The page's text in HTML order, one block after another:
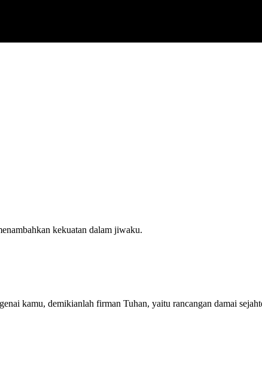
kekuatan dalam jiwaku.
kamu, demikianlah firman Tuhan, yaitu rancangan damai